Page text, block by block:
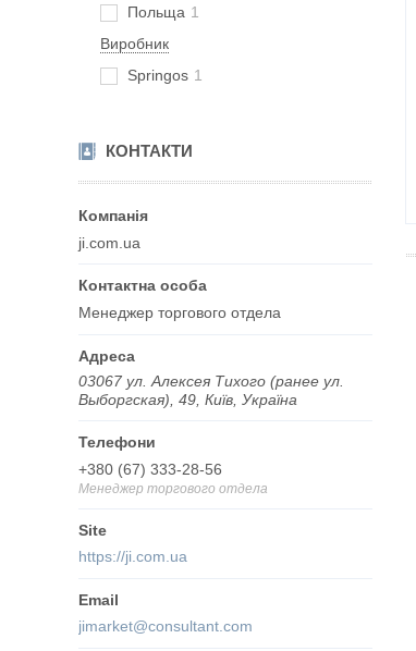
Польща 1
Виробник
Springos 1
КОНТАКТИ
ji.com.ua
Менеджер торгового отдела
03067 ул. Алексея Тихого (ранее ул.
Выборгская), 49, Київ, Україна
+380 (67) 333-28-56
Менеджер торгового отдела
https://ji.com.ua
jimarket@consultant.com